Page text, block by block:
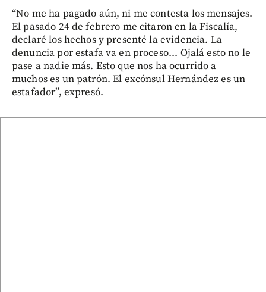
“No me ha pagado aún, ni me contesta los mensajes.
El pasado 24 de febrero me citaron en la Fiscalía,
declaré los hechos y presenté la evidencia. La
denuncia por estafa va en proceso... Ojalá esto no le
pase a nadie más. Esto que nos ha ocurrido a
muchos es un patrón. El excónsul Hernández es un
estafador”, expresó.